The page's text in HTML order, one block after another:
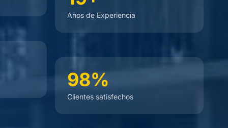
Años de Experiencia
98%
Clientes satisfechos